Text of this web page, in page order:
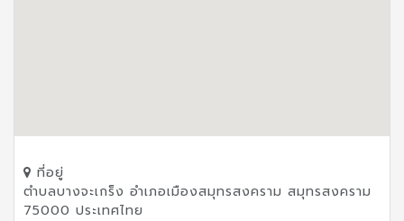
ที่อยู่
ตำบลบางจะเกร็ง อำเภอเมืองสมุทรสงคราม สมุทรสงคราม
75000 ประเทศไทย